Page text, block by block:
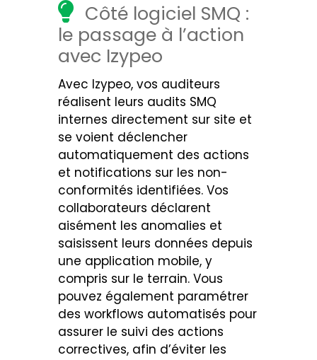
Côté logiciel SMQ :
le passage à l’action
avec Izypeo
Avec Izypeo, vos auditeurs
réalisent leurs audits SMQ
internes directement sur site et
se voient déclencher
automatiquement des actions
et notifications sur les non-
conformités identifiées. Vos
collaborateurs déclarent
aisément les anomalies et
saisissent leurs données depuis
une application mobile, y
compris sur le terrain. Vous
pouvez également paramétrer
des workflows automatisés pour
assurer le suivi des actions
correctives, afin d’éviter les